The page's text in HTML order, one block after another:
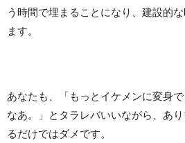
う時間で埋まることになり、建設的
ます。
あなたも、「もっとイケメンに変身
なあ。」とタラレバいいながら、あ
るだけではダメです。